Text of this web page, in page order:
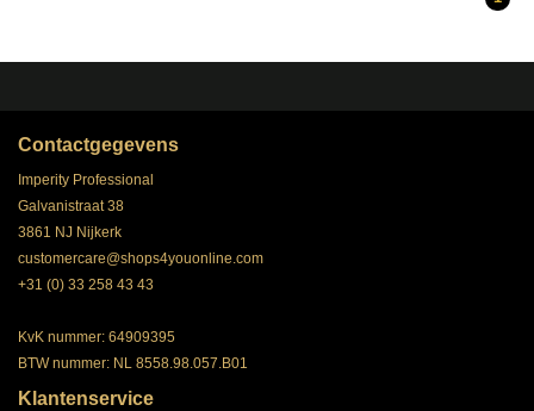
Contactgegevens
Imperity Professional
Galvanistraat 38
3861 NJ Nijkerk
customercare@shops4youonline.com
+31 (0) 33 258 43 43
KvK nummer: 64909395
BTW nummer: NL 8558.98.057.B01
Klantenservice